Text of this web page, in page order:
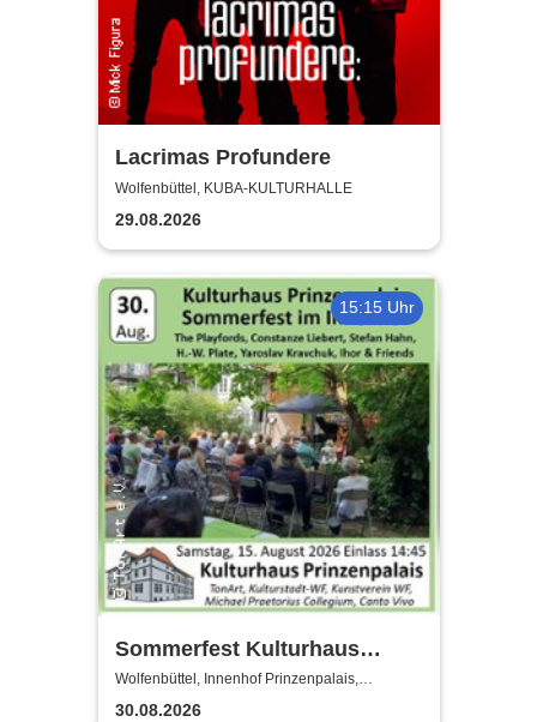
Lacrimas Profundere
Wolfenbüttel, KUBA-KULTURHALLE
29.08.2026
15:15 Uhr
Sommerfest Kulturhaus
Prinzenpalais
Wolfenbüttel, Innenhof Prinzenpalais,
Wolfenbüttel
30.08.2026